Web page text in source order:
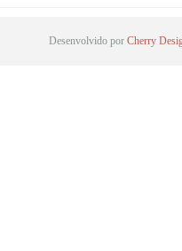
Desenvolvido por Cherry